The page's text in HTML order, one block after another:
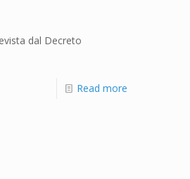
dal Decreto
Read more